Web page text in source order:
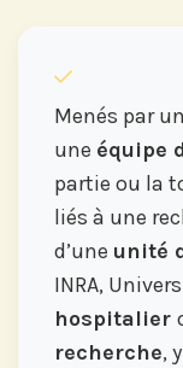
Menés par un
une équipe
partie ou la
liés à une
d’une unité
INRA,
hospitalier
recherche,